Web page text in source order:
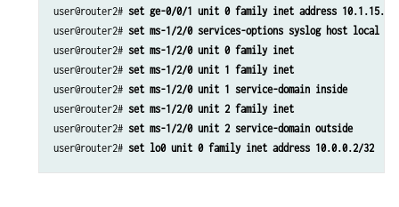
user@router2# set ge-0/0/1 unit 0 family inet address 10.1.15.1/
user@router2# set ms-1/2/0 services-options syslog host local
user@router2# set ms-1/2/0 unit 0 family inet
user@router2# set ms-1/2/0 unit 1 family inet
user@router2# set ms-1/2/0 unit 1 service-domain inside
user@router2# set ms-1/2/0 unit 2 family inet
user@router2# set ms-1/2/0 unit 2 service-domain outside
user@router2# set lo0 unit 0 family inet address 10.0.0.2/32